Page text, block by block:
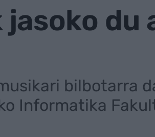
du
bilbotarra
Informatika